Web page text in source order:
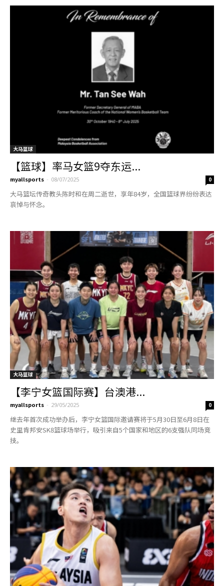
大马篮球
【篮球】率马女篮9夺东运...
myallsports - 08/07/2025 0
大马篮坛传奇教头陈时和在周二逝世，享年84岁，全国篮球界纷纷表达
哀悼与怀念。
大马篮球
【李宁女篮国际赛】台澳港...
myallsports - 29/05/2025 0
继去年首次成功举办后，李宁女篮国际邀请赛将于5月30日至6月8日在
史里肯邦安SK8篮球场举行，吸引来自5个国家和地区的6支强队同场竞
技。